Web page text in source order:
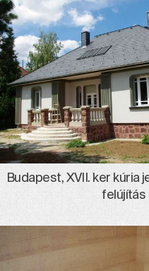
Budapest, XVII. ker kúria
felújítás